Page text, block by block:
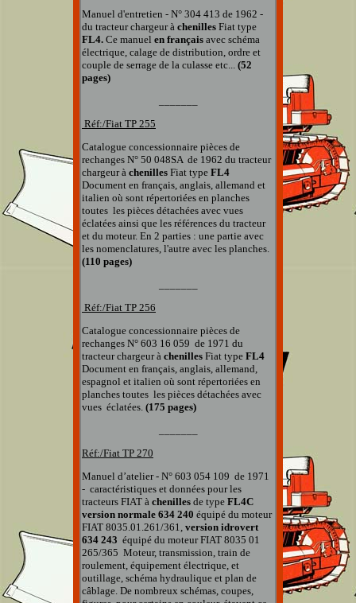
Manuel d'entretien - N° 304 413 de 1962 -
du tracteur chargeur à chenilles Fiat type
FL4. Ce manuel en français avec schéma
électrique, calage de distribution, ordre et
couple de serrage de la culasse etc... (52
pages)
Réf:/Fiat TP 255
Catalogue concessionnaire pièces de
rechanges N° 50 048SA de 1962 du tracteur
chargeur à chenilles Fiat type FL4
Document en français, anglais, allemand et
italien où sont répertoriées en planches
toutes les pièces détachées avec vues
éclatées ainsi que les références du tracteur
et du moteur. En 2 parties : une partie avec
les nomenclatures, l'autre avec les planches.
(110 pages)
Réf:/Fiat TP 256
Catalogue concessionnaire pièces de
rechanges N° 603 16 059 de 1971 du
tracteur chargeur à chenilles Fiat type FL4
Document en français, anglais, allemand,
espagnol et italien où sont répertoriées en
planches toutes les pièces détachées avec
vues éclatées. (175 pages)
Réf:/Fiat TP 270
Manuel d’atelier - N° 603 054 109 de 1971
- caractéristiques et données pour les
tracteurs FIAT à chenilles de type FL4C
version normale 634 240 équipé du moteur
FIAT 8035.01.261/361, version idrovert
634 243 équipé du moteur FIAT 8035 01
265/365 Moteur, transmission, train de
roulement, équipement électrique, et
outillage, schéma hydraulique et plan de
câblage. De nombreux schémas, coupes,